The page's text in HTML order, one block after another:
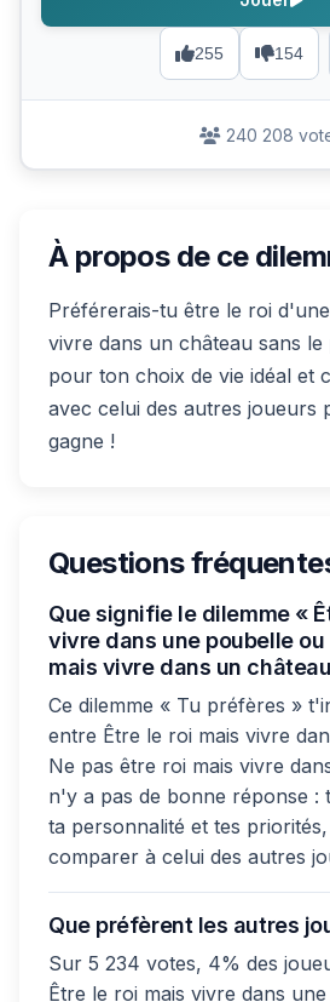
255 154
240 208
À propos de ce
Préférerais-tu être le roi
vivre dans un château sans
pour ton choix de vie idéal et
avec celui des autres joueurs
gagne !
Questions
Que signifie le dilemme «
vivre dans une poubelle ou
mais vivre dans un
Ce dilemme « Tu préfères »
entre Être le roi mais vivre
Ne pas être roi mais vivre
n'y a pas de bonne réponse :
ta personnalité et tes
comparer à celui des autres
Que préfèrent les autres
Sur 5 234 votes, 4% des
Être le roi mais vivre dans